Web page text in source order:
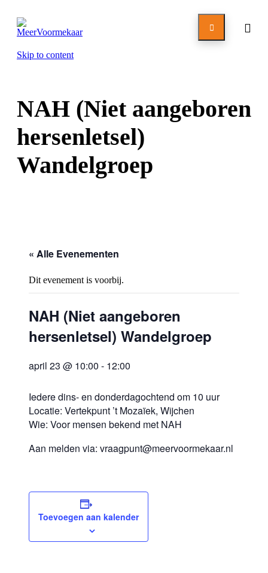

Skip to content
NAH (Niet aangeboren
hersenletsel)
Wandelgroep
« Alle Evenementen
Dit evenement is voorbij.
NAH (Niet aangeboren
hersenletsel) Wandelgroep
april 23 @ 10:00 - 12:00
Iedere dins- en donderdagochtend om 10 uur
Locatie: Vertekpunt ’t Mozaïek, Wijchen
Wie: Voor mensen bekend met NAH
Aan melden via: vraagpunt@meervoormekaar.nl
Toevoegen aan kalender